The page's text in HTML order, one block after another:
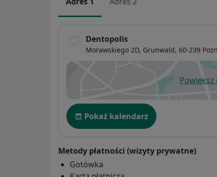
Dentopolis
Morawskiego 2D, Grunwald, 60-239
Powiększ
Dostępność
Pokaż kalendarz
Metody płatności (wizyty prywatne)
Gotówka